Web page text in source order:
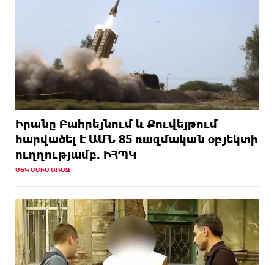
Իրանը Բահրեյնում և Քուվեյթում
hարվածել է ԱՄՆ 85 ռшզմական օբյեկտի
ուղղությամբ. ԻՀՊԿ
ՄԵԿ ԱՄԻՍ ԱՌԱՋ